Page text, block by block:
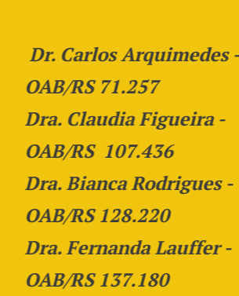
Dr. Carlos Arquimedes -
OAB/RS 71.257
Dra. Claudia Figueira -
OAB/RS 107.436
Dra. Bianca Rodrigues -
OAB/RS 128.220
Dra. Fernanda Lauffer -
OAB/RS 137.180